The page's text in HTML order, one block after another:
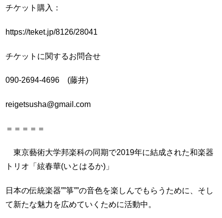
チケット購入：
https://teket.jp/8126/28041
チケットに関するお問合せ
090-2694-4696 (藤井)
reigetsusha@gmail.com
＝＝＝＝＝
東京藝術大学邦楽科の同期で2019年に結成された和楽器
トリオ「絃春華(いとはるか)」
日本の伝統楽器””箏””の音色を楽しんでもらうために、そし
て新たな魅力を広めていくために活動中。